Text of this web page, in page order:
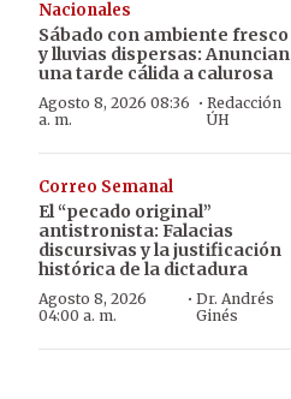
Nacionales
Sábado con ambiente fresco
y lluvias dispersas: Anuncian
una tarde cálida a calurosa
Agosto 8, 2026 08:36
a. m.
·Redacción
ÚH
Correo Semanal
El “pecado original”
antistronista: Falacias
discursivas y la justificación
histórica de la dictadura
Agosto 8, 2026
04:00 a. m.
·Dr. Andrés
Ginés